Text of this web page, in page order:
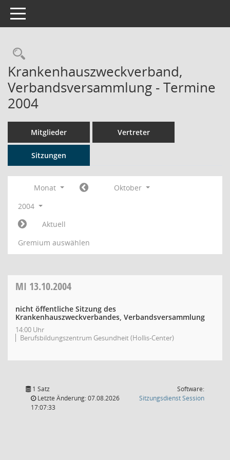
Toggle navigation
Rechercheauswahl
Krankenhauszweckverband,
Verbandsversammlung - Termine
2004
Mitglieder Vertreter
Sitzungen
Monat
Oktober
2004
Aktuell
Gremium auswählen
MI 13.10.2004
nicht öffentliche Sitzung des
Krankenhauszweckverbandes, Verbandsversammlung
14:00 Uhr
Berufsbildungszentrum Gesundheit (Hollis-Center)
1 Satz
Letzte Änderung: 07.08.2026
17:07:33
Software:
SitzungsdienstSession(Wird in